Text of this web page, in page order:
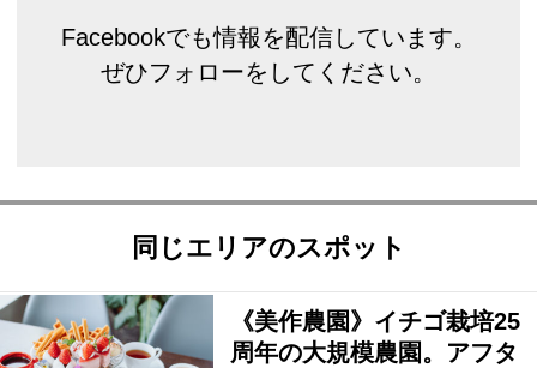
Facebookでも情報を配信しています。
ぜひフォローをしてください。
同じエリアのスポット
《美作農園》イチゴ栽培25
周年の大規模農園。アフタ